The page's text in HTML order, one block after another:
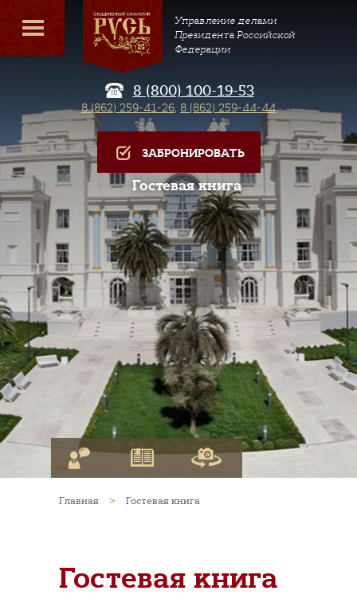
Управление делами
Президента Российской
Федерации
8 (800) 100-19-53
8 (862) 259-41-26, 8 (862) 259-44-44
ЗАБРОНИРОВАТЬ
Гостевая книга
Главная > Гостевая книга
Гостевая книга